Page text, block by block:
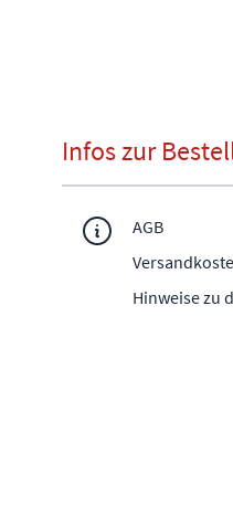
Infos zur
AGB
Hinweise zu